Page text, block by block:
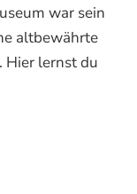
war sein
altbewährte
Hier lernst du